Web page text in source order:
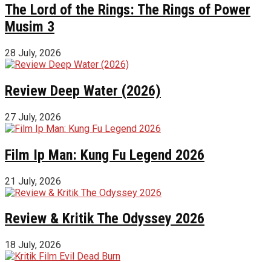
The Lord of the Rings: The Rings of Power
Musim 3
28 July, 2026
Review Deep Water (2026)
27 July, 2026
Film Ip Man: Kung Fu Legend 2026
21 July, 2026
Review & Kritik The Odyssey 2026
18 July, 2026